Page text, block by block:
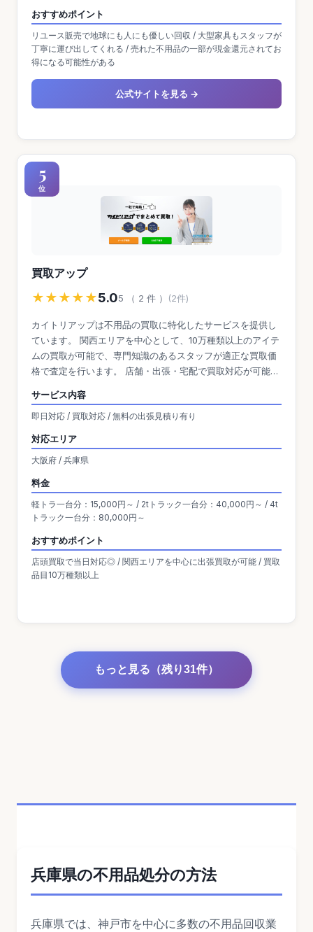
おすすめポイント
リユース販売で地球にも人にも優しい回収 / 大型家具もスタッフが
丁寧に運び出してくれる / 売れた不用品の一部が現金還元されてお
得になる可能性がある
公式サイトを見る →
5
位
買取アップ
★★★★★5.05 （ 2 件 ） (2件)
カイトリアップは不用品の買取に特化したサービスを提供し
ています。 関西エリアを中心として、10万種類以上のアイテ
ムの買取が可能で、専門知識のあるスタッフが適正な買取価
格で査定を行います。 店舗・出張・宅配で買取対応が可能で
サービス内容
即日対応 / 買取対応 / 無料の出張見積り有り
対応エリア
大阪府 / 兵庫県
料金
軽トラ一台分：15,000円～ / 2tトラック一台分：40,000円～ / 4t
トラック一台分：80,000円～
おすすめポイント
店頭買取で当日対応◎ / 関西エリアを中心に出張買取が可能 / 買取
品目10万種類以上
もっと見る（残り31件）
兵庫県の不用品処分の方法
兵庫県では、神戸市を中心に多数の不用品回収業